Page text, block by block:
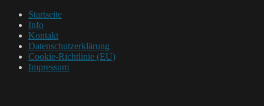
Startseite
Info
Kontakt
Datenschutzerklärung
Cookie-Richtlinie (EU)
Impressum